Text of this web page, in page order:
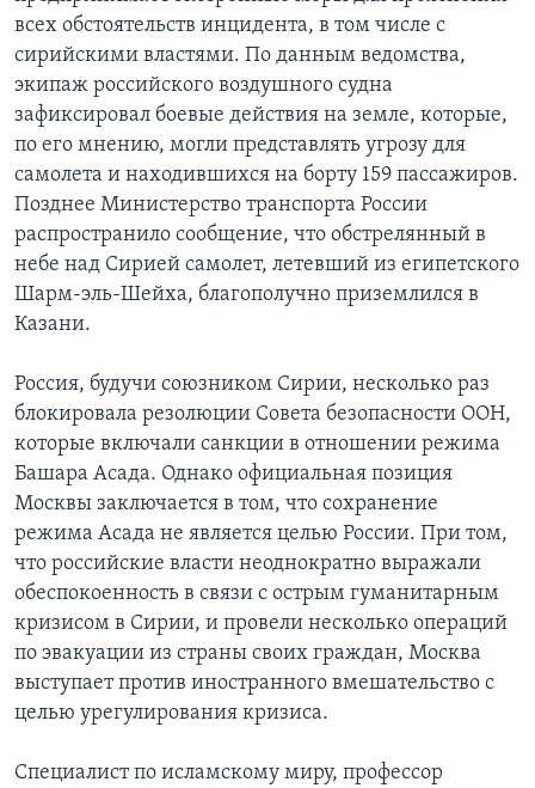
всех обстоятельств инцидента, в том числе с
сирийскими властями. По данным ведомства,
экипаж российского воздушного судна
зафиксировал боевые действия на земле, которые,
по его мнению, могли представлять угрозу для
самолета и находившихся на борту 159 пассажиров.
Позднее Министерство транспорта России
распространило сообщение, что обстрелянный в
небе над Сирией самолет, летевший из египетского
Шарм-эль-Шейха, благополучно приземлился в
Казани.
Россия, будучи союзником Сирии, несколько раз
блокировала резолюции Совета безопасности ООН,
которые включали санкции в отношении режима
Башара Асада. Однако официальная позиция
Москвы заключается в том, что сохранение
режима Асада не является целью России. При том,
что российские власти неоднократно выражали
обеспокоенность в связи с острым гуманитарным
кризисом в Сирии, и провели несколько операций
по эвакуации из страны своих граждан, Москва
выступает против иностранного вмешательство с
целью урегулирования кризиса.
Специалист по исламскому миру, профессор